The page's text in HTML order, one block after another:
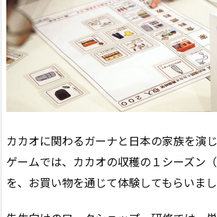
カカオに関わるガーナと日本の家族を演
ゲームでは、カカオの収穫の１シーズン
を、お買い物を通じて体験してもらいまし